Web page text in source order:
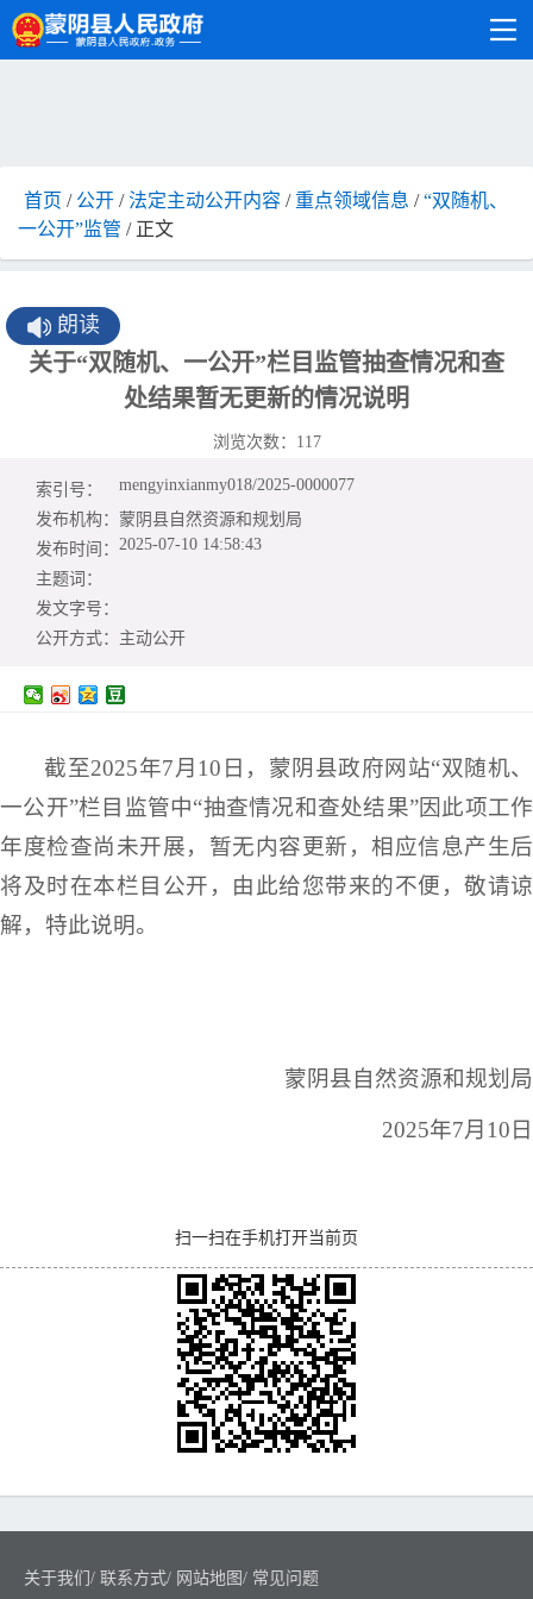
首页 / 公开 /法定主动公开内容 / 重点领域信息 /“双随机、
一公开”监管 / 正文
朗读
关于“双随机、一公开”栏目监管抽查情况和查
处结果暂无更新的情况说明
浏览次数： 117
索引号：
mengyinxianmy018/2025-0000077
发布机构： 蒙阴县自然资源和规划局
发布时间： 2025-07-10 14:58:43
主题词：
发文字号：
公开方式： 主动公开
截至2025年7月10日，蒙阴县政府网站“双随机、
一公开”栏目监管中“抽查情况和查处结果”因此项工作
年度检查尚未开展，暂无内容更新，相应信息产生后
将及时在本栏目公开，由此给您带来的不便，敬请谅
解，特此说明。
蒙阴县自然资源和规划局
2025年7月10日
扫一扫在手机打开当前页
关于我们 / 联系方式/ 网站地图/ 常见问题